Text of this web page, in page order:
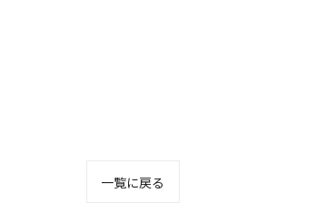
一覧に戻る